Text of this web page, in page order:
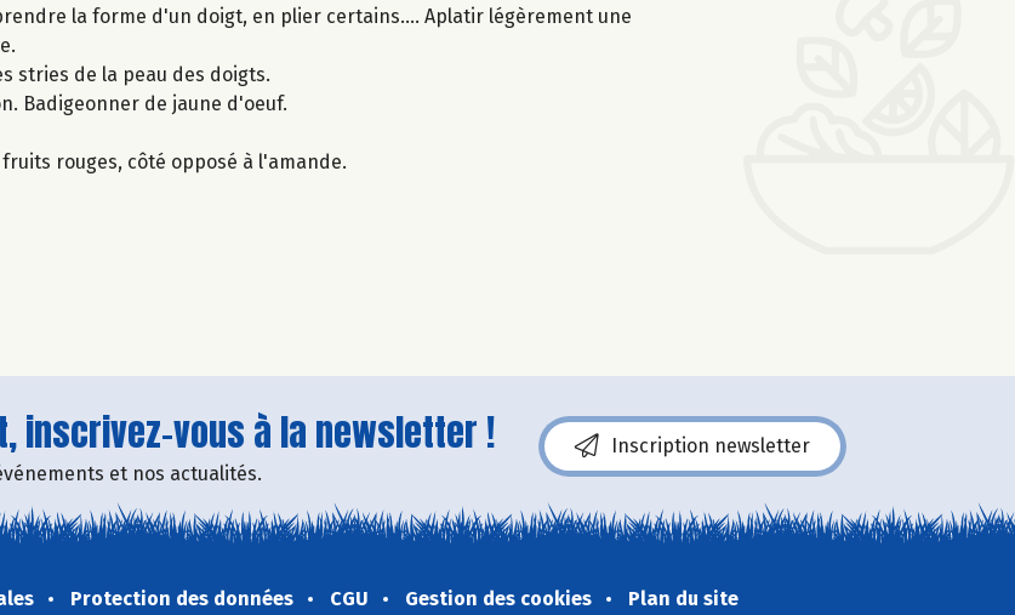
la forme d'un doigt, en plier certains.... Aplatir légèrement une
stries de la peau des doigts.
Badigeonner de jaune d'oeuf.
rouges, côté opposé à l'amande.
inscrivez-vous à la newsletter !
et nos actualités.
Inscription newsletter
Protection des données CGU Gestion des cookies Plan du site